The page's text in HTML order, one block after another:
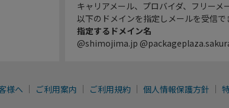
キャリアメール、プロバイダ、フリー
以下のドメインを指定しメールを受信で
指定するドメイン名
@shimojima.jp
様へ ご利用案内 ご利用規約 個人情報保護方針